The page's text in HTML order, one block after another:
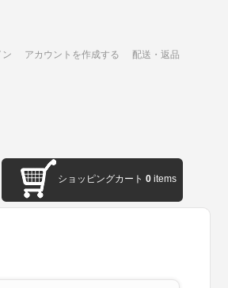
ン アカウントを作成する 配送・返品
ショッピングカート 0 items